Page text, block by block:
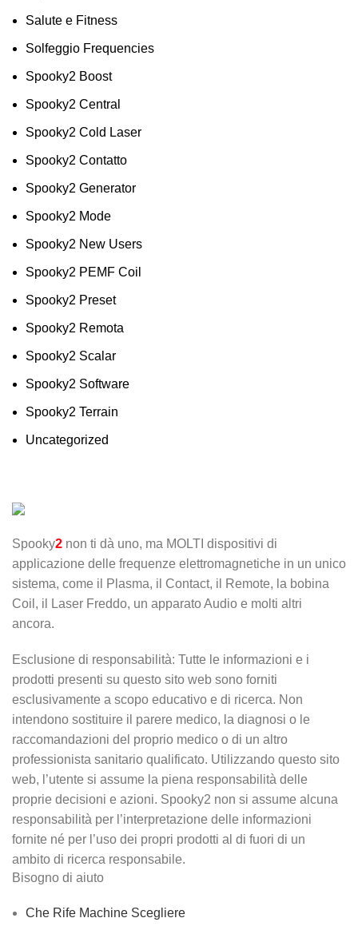
Salute e Fitness
Solfeggio Frequencies
Spooky2 Boost
Spooky2 Central
Spooky2 Cold Laser
Spooky2 Contatto
Spooky2 Generator
Spooky2 Mode
Spooky2 New Users
Spooky2 PEMF Coil
Spooky2 Preset
Spooky2 Remota
Spooky2 Scalar
Spooky2 Software
Spooky2 Terrain
Uncategorized
Spooky2 non ti dà uno, ma MOLTI dispositivi di
applicazione delle frequenze elettromagnetiche in un unico
sistema, come il Plasma, il Contact, il Remote, la bobina
Coil, il Laser Freddo, un apparato Audio e molti altri
ancora.
Esclusione di responsabilità: Tutte le informazioni e i
prodotti presenti su questo sito web sono forniti
esclusivamente a scopo educativo e di ricerca. Non
intendono sostituire il parere medico, la diagnosi o le
raccomandazioni del proprio medico o di un altro
professionista sanitario qualificato. Utilizzando questo sito
web, l’utente si assume la piena responsabilità delle
proprie decisioni e azioni. Spooky2 non si assume alcuna
responsabilità per l’interpretazione delle informazioni
fornite né per l’uso dei propri prodotti al di fuori di un
ambito di ricerca responsabile.
Bisogno di aiuto
Che Rife Machine Scegliere